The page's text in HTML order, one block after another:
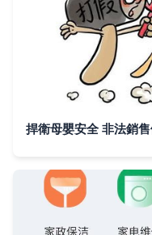
捍衛母嬰安全 非法銷